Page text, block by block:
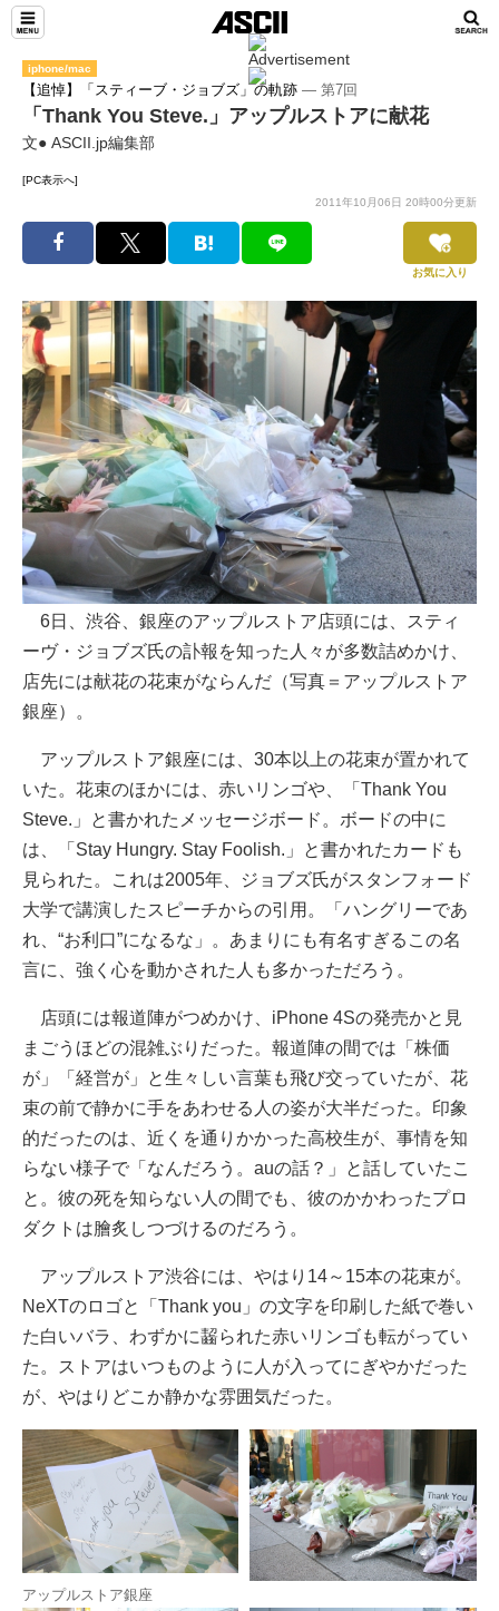
iphone/mac
【追悼】「スティーブ・ジョブズ」の軌跡 ― 第7回
「Thank You Steve.」アップルストアに献花
文● ASCII.jp編集部
[PC表示へ]
2011年10月06日 20時00分更新
お気に入り
6日、渋谷、銀座のアップルストア店頭には、スティ
ーヴ・ジョブズ氏の訃報を知った人々が多数詰めかけ、
店先には献花の花束がならんだ（写真＝アップルストア
銀座）。
アップルストア銀座には、30本以上の花束が置かれて
いた。花束のほかには、赤いリンゴや、「Thank You
Steve.」と書かれたメッセージボード。ボードの中に
は、「Stay Hungry. Stay Foolish.」と書かれたカードも
見られた。これは2005年、ジョブズ氏がスタンフォード
大学で講演したスピーチからの引用。「ハングリーであ
れ、“お利口”になるな」。あまりにも有名すぎるこの名
言に、強く心を動かされた人も多かっただろう。
店頭には報道陣がつめかけ、iPhone 4Sの発売かと見
まごうほどの混雑ぶりだった。報道陣の間では「株価
が」「経営が」と生々しい言葉も飛び交っていたが、花
束の前で静かに手をあわせる人の姿が大半だった。印象
的だったのは、近くを通りかかった高校生が、事情を知
らない様子で「なんだろう。auの話？」と話していたこ
と。彼の死を知らない人の間でも、彼のかかわったプロ
ダクトは膾炙しつづけるのだろう。
アップルストア渋谷には、やはり14～15本の花束が。
NeXTのロゴと「Thank you」の文字を印刷した紙で巻い
た白いバラ、わずかに齧られた赤いリンゴも転がってい
た。ストアはいつものように人が入ってにぎやかだった
が、やはりどこか静かな雰囲気だった。
アップルストア銀座